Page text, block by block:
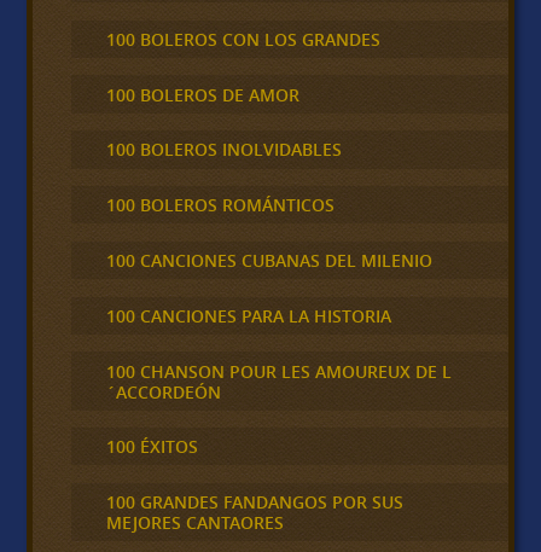
100 BOLEROS CON LOS GRANDES
100 BOLEROS DE AMOR
100 BOLEROS INOLVIDABLES
100 BOLEROS ROMÁNTICOS
100 CANCIONES CUBANAS DEL MILENIO
100 CANCIONES PARA LA HISTORIA
100 CHANSON POUR LES AMOUREUX DE L
´ACCORDEÓN
100 ÉXITOS
100 GRANDES FANDANGOS POR SUS
MEJORES CANTAORES